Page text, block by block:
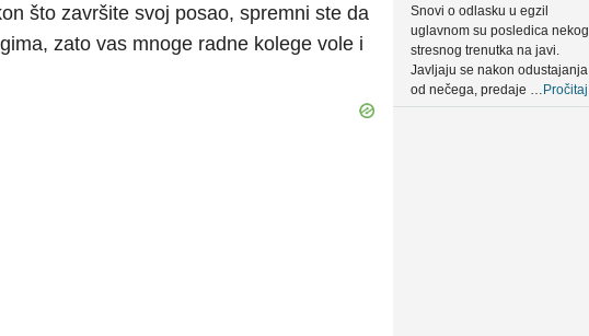
što završite svoj posao, spremni ste da
zato vas mnoge radne kolege vole i
Snovi o odlasku u egzil
uglavnom su posledica nekog
stresnog trenutka na javi.
Javljaju se nakon odustajanja
od nečega, predaje … Pročitaj